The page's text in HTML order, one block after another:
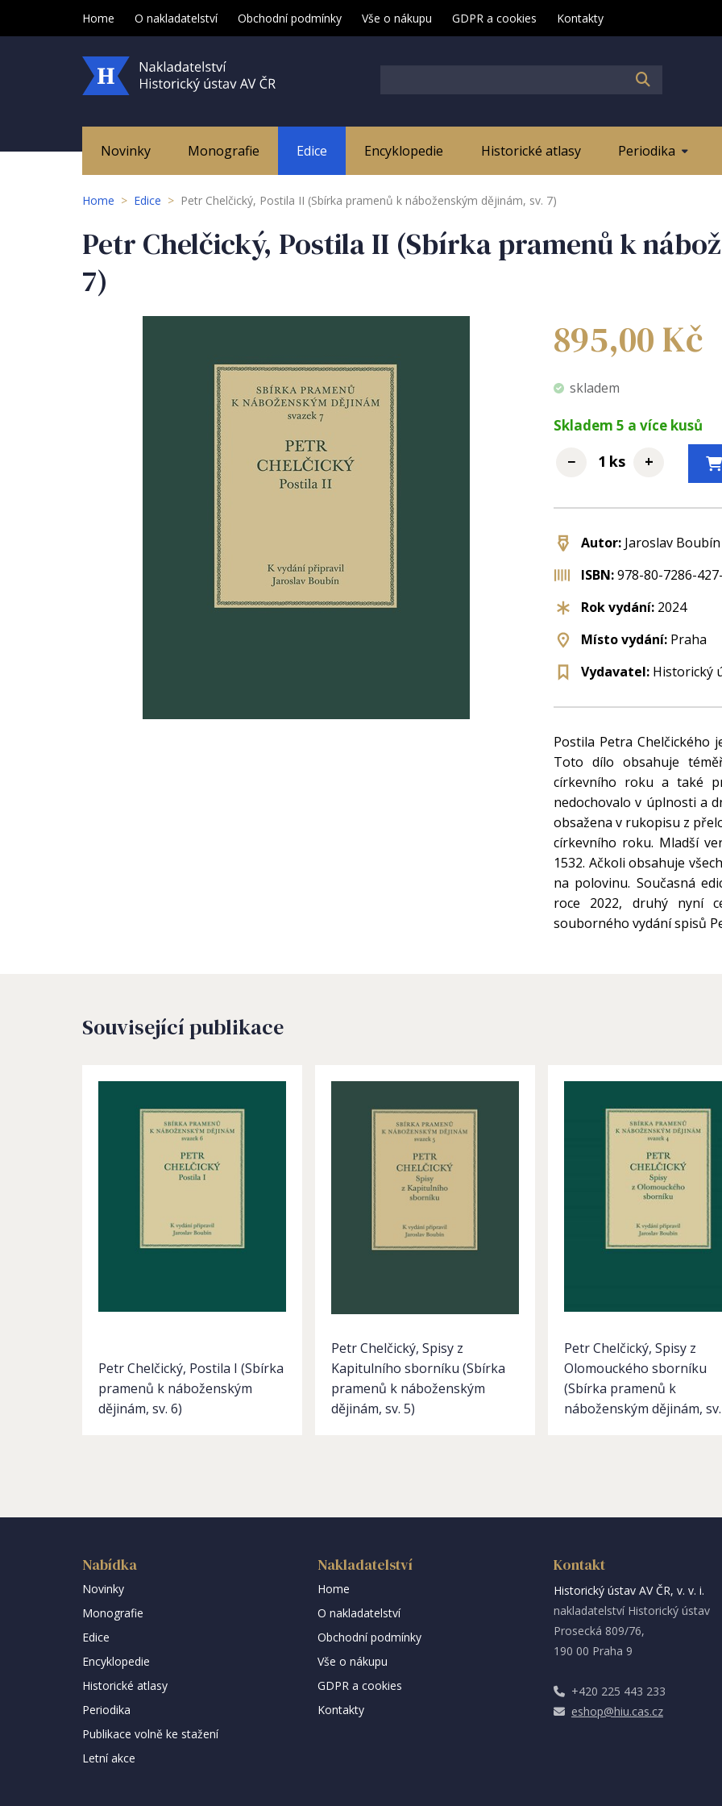
Home O nakladatelství Obchodní podmínky Vše o nákupu GDPR a cookies Kontakty
Novinky Monografie Edice Encyklopedie Historické atlasy Periodika
Home > Edice > Petr Chelčický, Postila II (Sbírka pramenů k náboženským dějinám, sv. 7)
Petr Chelčický, Postila II (Sbírka pramenů k
7)
895,00Kč
skladem
Skladem 5 a více kusů
− ks +
Autor: Jaroslav Boubín
ISBN:978-80-7286-
Rok vydání: 2024
Místo vydání: Praha
Vydavatel: Historický
Postila Petra Chelčického
Toto dílo obsahuje
církevního roku a také
nedochovalo v úplnosti a
obsažena v rukopisu z
církevního roku. Mladší
1532. Ačkoli obsahuje
na polovinu. Současná
roce 2022, druhý nyní
souborného vydání spisů
Související publikace
Petr Chelčický, Postila I (Sbírka
pramenů k náboženským
dějinám, sv. 6)
Petr Chelčický, Spisy z
Kapitulního sborníku (Sbírka
pramenů k náboženským
dějinám, sv. 5)
Petr Chelčický, Spisy z
Olomouckého sborníku
(Sbírka pramenů k
náboženským dějinám,
Nabídka
Novinky
Monografie
Edice
Encyklopedie
Historické atlasy
Periodika
Publikace volně ke stažení
Letní akce
Nakladatelství
Home
O nakladatelství
Obchodní podmínky
Vše o nákupu
GDPR a cookies
Kontakty
Kontakt
Historický ústav AV ČR, v. v. i.
nakladatelství Historický ústav
Prosecká 809/76,
190 00 Praha 9
+420 225 443 233
eshop@hiu.cas.cz